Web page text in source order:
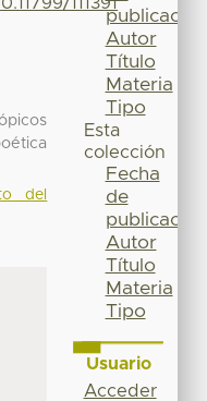
111391
del
publicación
Autor
Título
Materia
Tipo
Esta
colección
Fecha
de
publicación
Autor
Título
Materia
Tipo
Usuario
Acceder